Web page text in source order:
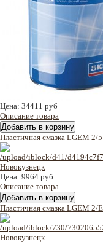
Цена: 34411 руб
Описание товара
Пластичная смазка LGEM 2/5
Цена: 9964 руб
Описание товара
Пластичная смазка LGEM 2/